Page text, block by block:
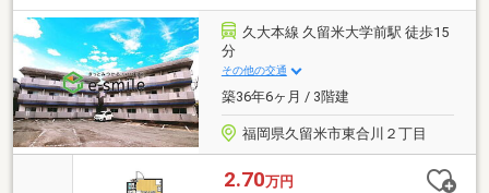
久大本線 久留米大学前駅 徒歩15
分
その他の交通
築36年6ヶ月 / 3階建
福岡県久留米市東合川２丁目
2.70万円